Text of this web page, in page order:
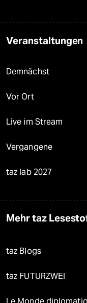
Veranstaltungen
Demnächst
Vor Ort
Live im Stream
Vergangene
taz lab 2027
Mehr taz
taz Blogs
taz FUTURZWEI